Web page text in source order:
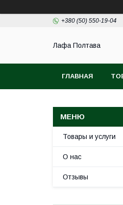
+380 (50) 550-19-04
Лафа Полтава
ГЛАВНАЯ
Товары и услуги
О нас
Отзывы